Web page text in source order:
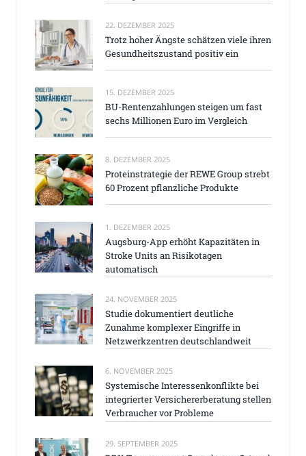
22. DEZEMBER 2025
Trotz hoher Ängste schätzen viele ihren
Gesundheitszustand positiv ein
15. DEZEMBER 2025
BU-Rentenzahlungen steigen um fast
sechs Millionen Euro im Vergleich
8. DEZEMBER 2025
Proteinstrategie der REWE Group strebt
60 Prozent pflanzliche Produkte
1. DEZEMBER 2025
Augsburg-App erhöht Kapazitäten in
Stroke Units an Risikotagen
automatisch
24. NOVEMBER 2025
Studie dokumentiert deutliche
Zunahme komplexer Eingriffe in
Netzwerkzentren deutschlandweit
6. NOVEMBER 2025
Systemische Interessenkonflikte bei
integrierter Versichererberatung stellen
Verbraucher vor Probleme
29. SEPTEMBER 2025